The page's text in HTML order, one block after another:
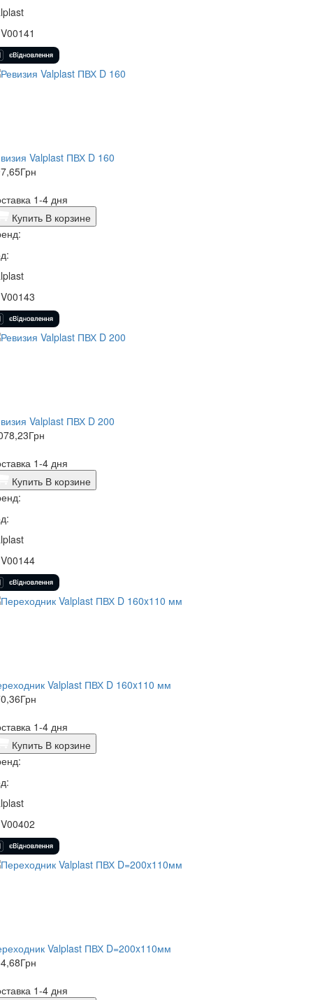
Valplast ПВХ D 160
Грн
1-4 дня
Купить В корзине
Valplast ПВХ D 200
Грн
1-4 дня
Купить В корзине
Valplast ПВХ D 160x110 мм
Грн
1-4 дня
Купить В корзине
Valplast ПВХ D=200x110мм
Грн
1-4 дня